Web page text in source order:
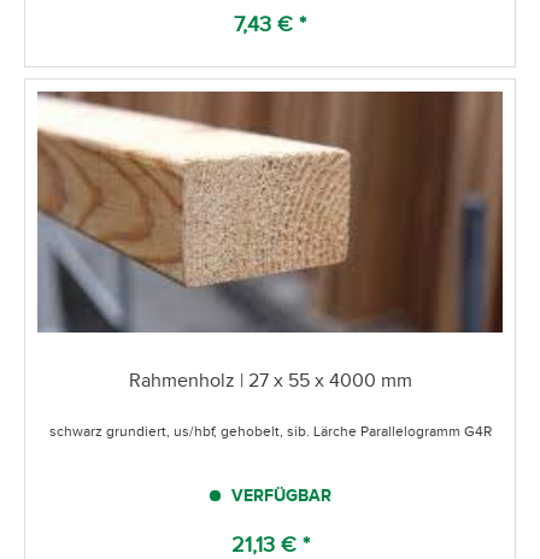
7,43 € *
Rahmenholz | 27 x 55 x 4000 mm
schwarz grundiert, us/hbf, gehobelt, sib. Lärche Parallelogramm G4R
VERFÜGBAR
21,13 € *